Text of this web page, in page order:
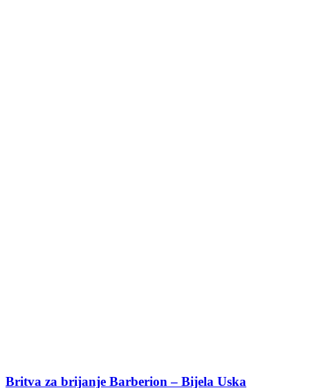
Britva za brijanje Barberion – Bijela Uska